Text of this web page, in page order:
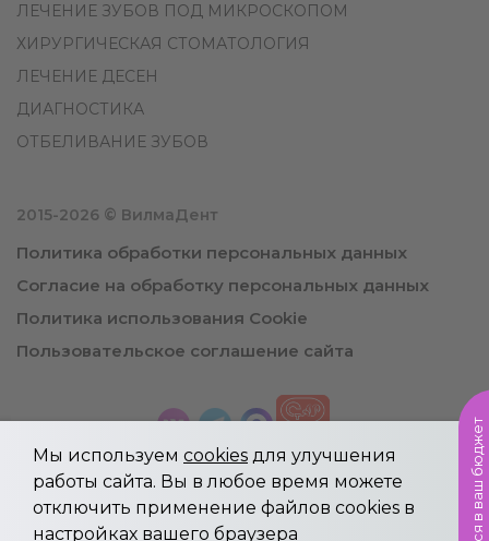
ЛЕЧЕНИЕ ЗУБОВ ПОД МИКРОСКОПОМ
ХИРУРГИЧЕСКАЯ СТОМАТОЛОГИЯ
ЛЕЧЕНИЕ ДЕСЕН
ДИАГНОСТИКА
ОТБЕЛИВАНИЕ ЗУБОВ
2015-2026 © ВилмаДент
Политика обработки персональных данных
Согласие на обработку персональных данных
Политика использования Cookie
Пользовательское соглашение сайта
Информация, указанная на сайте не является
Мы используем cookies для улучшения
работы сайта. Вы в любое время можете
отключить применение файлов cookies в
настройках вашего браузера